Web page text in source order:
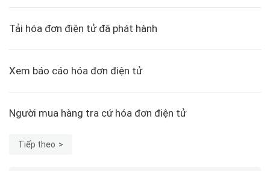
Tải hóa đơn điện tử đã phát hành
Xem báo cáo hóa đơn điện tử
Người mua hàng tra cứ hóa đơn điện tử
Tiếp theo